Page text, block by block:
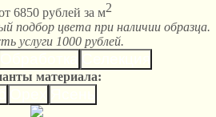
6850 рублей за м2
подбор цвета при наличии образца.
услуги 1000 рублей.
материала: